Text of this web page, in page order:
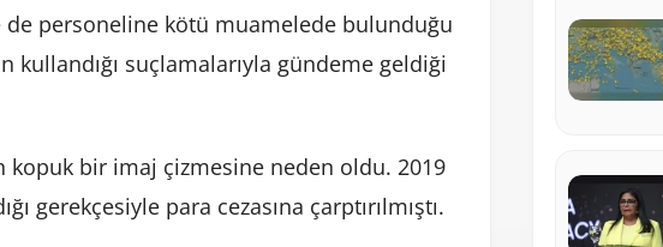
personeline kötü muamelede bulunduğu
kullandığı suçlamalarıyla gündeme geldiği
kopuk bir imaj çizmesine neden oldu. 2019
gerekçesiyle para cezasına çarptırılmıştı.